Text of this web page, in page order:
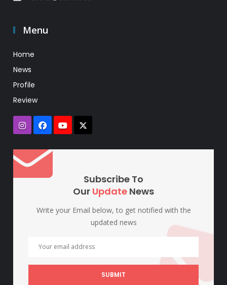
Menu
Home
News
Profile
Review
Subscribe To
Our Update News
Write your Email below, to get notified with the
updated news
SUBMIT